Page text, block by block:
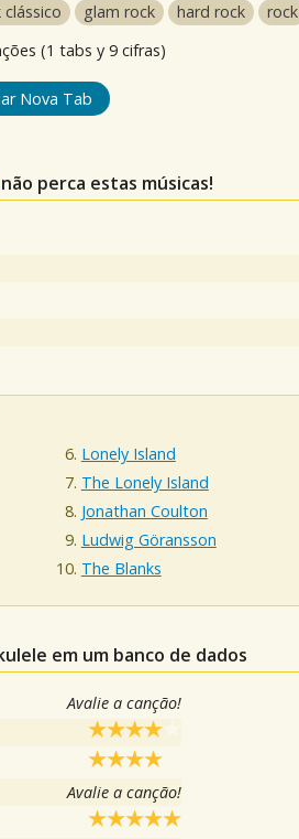
clássico
glam rock hard rock
rock
(1 tabs y 9 cifras)
Nova Tab
perca estas músicas!
Lonely Island
The Lonely Island
Jonathan Coulton
Ludwig Göransson
The Blanks
em um banco de dados
Avalie a canção!
Avalie a canção!